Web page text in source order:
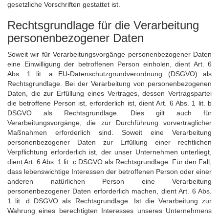
gesetzliche Vorschriften gestattet ist.
Rechtsgrundlage für die Verarbeitung
personenbezogener Daten
Soweit wir für Verarbeitungsvorgänge personenbezogener Daten
eine Einwilligung der betroffenen Person einholen, dient Art. 6
Abs. 1 lit. a EU-Datenschutzgrundverordnung (DSGVO) als
Rechtsgrundlage. Bei der Verarbeitung von personenbezogenen
Daten, die zur Erfüllung eines Vertrages, dessen Vertragspartei
die betroffene Person ist, erforderlich ist, dient Art. 6 Abs. 1 lit. b
DSGVO als Rechtsgrundlage. Dies gilt auch für
Verarbeitungsvorgänge, die zur Durchführung vorvertraglicher
Maßnahmen erforderlich sind. Soweit eine Verarbeitung
personenbezogener Daten zur Erfüllung einer rechtlichen
Verpflichtung erforderlich ist, der unser Unternehmen unterliegt,
dient Art. 6 Abs. 1 lit. c DSGVO als Rechtsgrundlage. Für den Fall,
dass lebenswichtige Interessen der betroffenen Person oder einer
anderen natürlichen Person eine Verarbeitung
personenbezogener Daten erforderlich machen, dient Art. 6 Abs.
1 lit. d DSGVO als Rechtsgrundlage. Ist die Verarbeitung zur
Wahrung eines berechtigten Interesses unseres Unternehmens